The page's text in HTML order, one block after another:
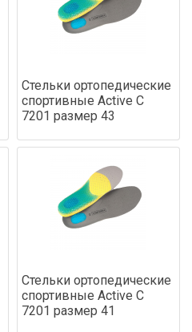
Стельки ортопедические
спортивные Active С
7201 размер 43
Стельки ортопедические
спортивные Active С
7201 размер 41